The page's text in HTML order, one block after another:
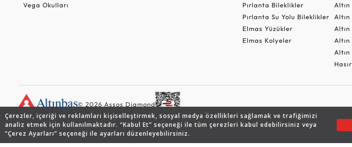
Çerezler, içeriği ve reklamları kişiselleştirmek, sosyal medya özellikleri sağlamak ve trafiğimizi
analiz etmek için kullanılmaktadır. “Kabul Et” seçeneği ile tüm çerezleri kabul edebilirsiniz veya
“Çerez Ayarları” seçeneği ile ayarları düzenleyebilirsiniz.
Vega Okulları
Pırlanta Bileklikler
Pırlanta Su Yolu Bileklikler
Elmas Yüzükler
Elmas Kolyeler
© 2026 Assos Diamond